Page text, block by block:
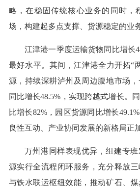
略，在稳固传统核心业务的同时，
场，构建起多点支撑、货源稳定的业
江津港一季度运输货物同比增长
最好水平。其间，江津港全力开拓“
源，持续深耕泸州及周边腹地市场
同比增长48.5%，实现跨越式增长。
比增长82%，园区货源同比增长
良性互动、产业协同发展的新格局正
万州港同样表现优异，组建专
源实行全流程闭环服务，充分释放
与铁水联运枢纽效能，推动矿石、